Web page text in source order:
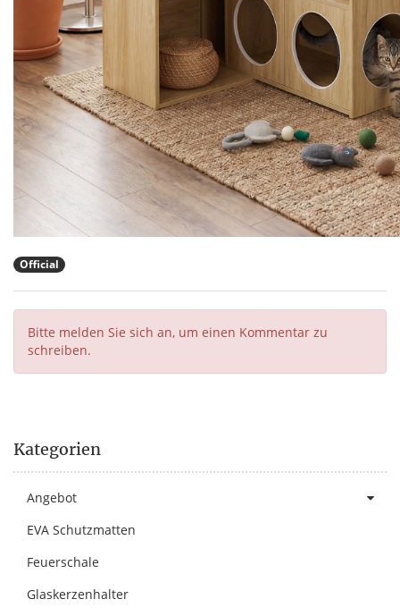
Official
Bitte melden Sie sich an, um einen Kommentar zu
schreiben.
Kategorien
Angebot
EVA Schutzmatten
Feuerschale
Glaskerzenhalter